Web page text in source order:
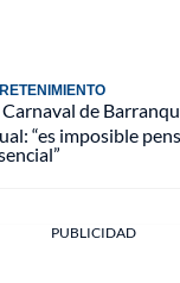
Carnaval de
“es imposible
PUBLICIDAD